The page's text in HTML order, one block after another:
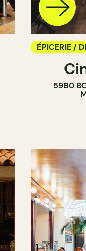
ÉPICERIE /
COMPTOIR
CAVISTE
5980